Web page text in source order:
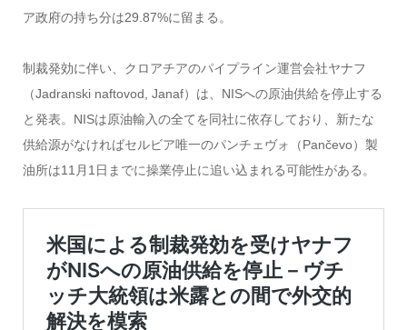
ア政府の持ち分は29.87%に留まる。
制裁発効に伴い、クロアチアのパイプライン運営会社ヤナフ
（Jadranski naftovod, Janaf）は、NISへの原油供給を停止する
と発表。NISは原油輸入の全てを同社に依存しており、新たな
供給源がなければセルビア唯一のパンチェヴォ（Pančevo）製
油所は11月1日までに操業停止に追い込まれる可能性がある。